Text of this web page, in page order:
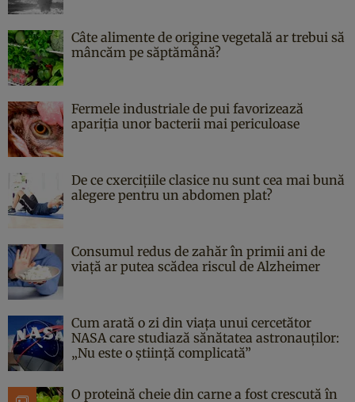
Câte alimente de origine vegetală ar trebui să
mâncăm pe săptămână?
Fermele industriale de pui favorizează
apariția unor bacterii mai periculoase
De ce cxercițiile clasice nu sunt cea mai bună
alegere pentru un abdomen plat?
Consumul redus de zahăr în primii ani de
viață ar putea scădea riscul de Alzheimer
Cum arată o zi din viața unui cercetător
NASA care studiază sănătatea astronauților:
„Nu este o știință complicată”
O proteină cheie din carne a fost crescută în